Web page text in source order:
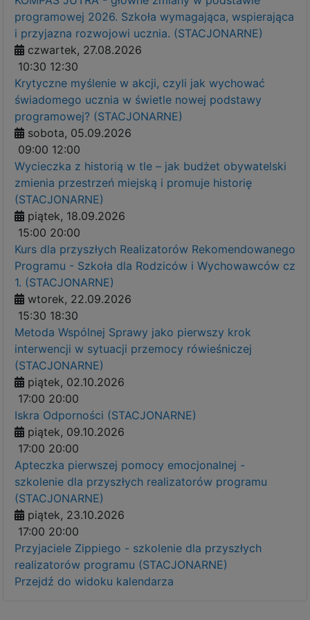
programowej 2026. Szkoła wymagająca, wspierająca
i przyjazna rozwojowi ucznia. (STACJONARNE)
czwartek, 27.08.2026
10:30 12:30
Krytyczne myślenie w akcji, czyli jak wychować
świadomego ucznia w świetle nowej podstawy
programowej? (STACJONARNE)
sobota, 05.09.2026
09:00 12:00
Wycieczka z historią w tle – jak budżet obywatelski
zmienia przestrzeń miejską i promuje historię
(STACJONARNE)
piątek, 18.09.2026
15:00 20:00
Kurs dla przyszłych Realizatorów Rekomendowanego
Programu - Szkoła dla Rodziców i Wychowawców cz
1. (STACJONARNE)
wtorek, 22.09.2026
15:30 18:30
Metoda Wspólnej Sprawy jako pierwszy krok
interwencji w sytuacji przemocy rówieśniczej
(STACJONARNE)
piątek, 02.10.2026
17:00 20:00
Iskra Odporności (STACJONARNE)
piątek, 09.10.2026
17:00 20:00
Apteczka pierwszej pomocy emocjonalnej -
szkolenie dla przyszłych realizatorów programu
(STACJONARNE)
piątek, 23.10.2026
17:00 20:00
Przyjaciele Zippiego - szkolenie dla przyszłych
realizatorów programu (STACJONARNE)
Przejdź do widoku kalendarza